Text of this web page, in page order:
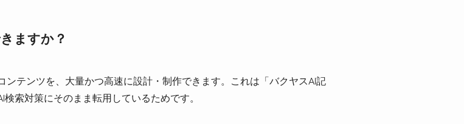
ますか？
テンツを、大量かつ高速に設計・制作できます。これは「バクヤスAI記
索対策にそのまま転用しているためです。